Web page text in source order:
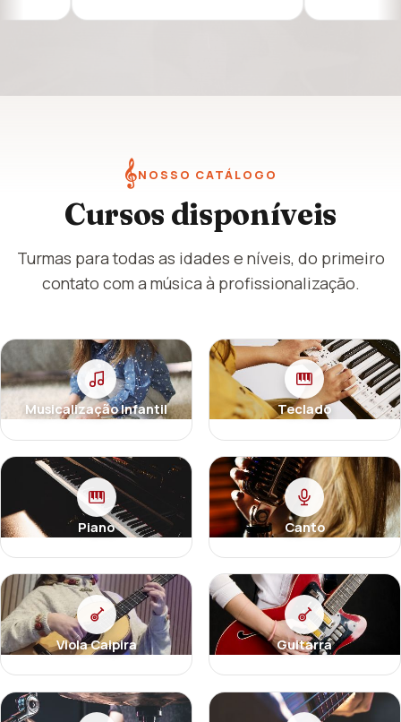
𝄞NOSSO CATÁLOGO
Cursos disponíveis
Turmas para todas as idades e níveis, do primeiro
contato com a música à profissionalização.
Musicalização Infantil Teclado
Piano Canto
Viola Caipira Guitarra